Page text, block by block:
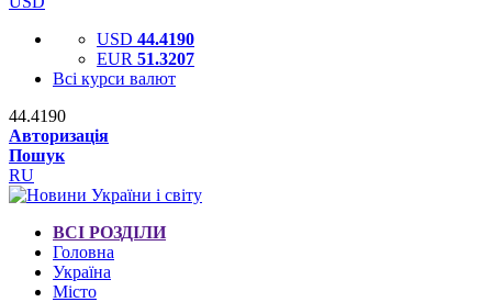
USD 44.4190
EUR 51.3207
Всі курси валют
44.4190
Авторизація
Пошук
RU
ВСІ РОЗДІЛИ
Головна
Україна
Місто